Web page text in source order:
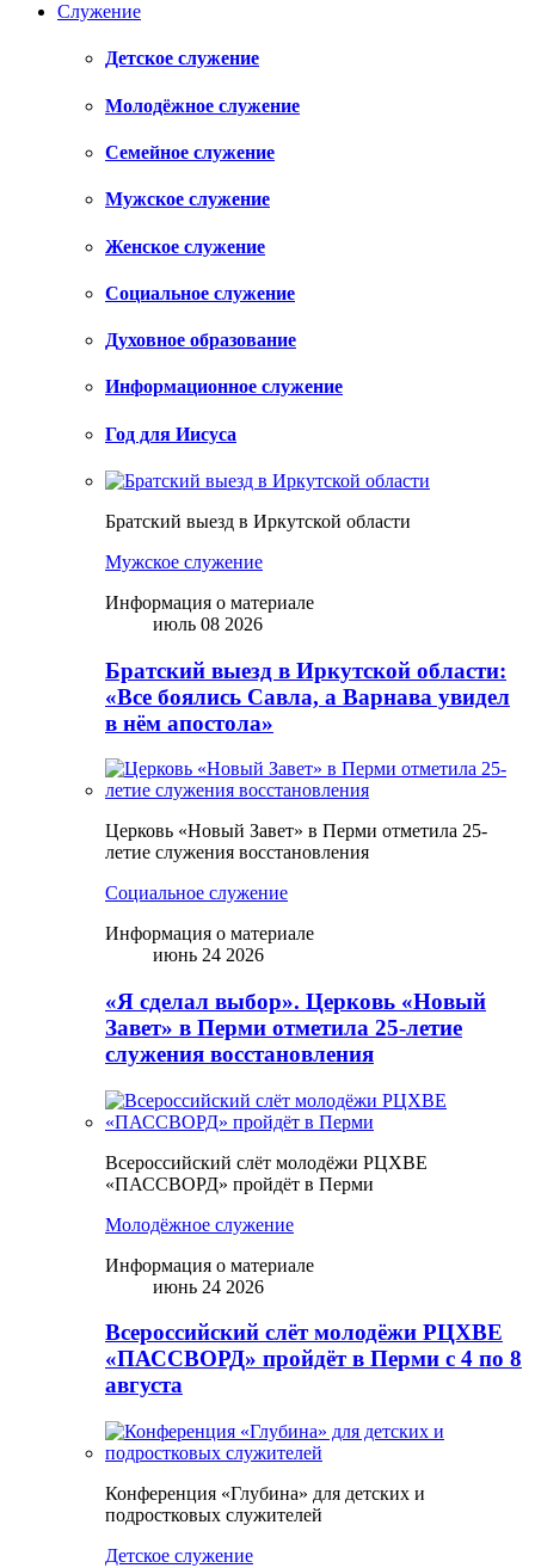
Служение
Детское служение
Молодёжное служение
Семейное служение
Мужское служение
Женское служение
Социальное служение
Духовное образование
Информационное служение
Год для Иисуса
Братский выезд в Иркутской области
Мужское служение
Информация о материале
июль 08 2026
Братский выезд в Иркутской области:
«Все боялись Савла, а Варнава увидел
в нём апостола»
Церковь «Новый Завет» в Перми отметила 25-
летие служения восстановления
Социальное служение
Информация о материале
июнь 24 2026
«Я сделал выбор». Церковь «Новый
Завет» в Перми отметила 25-летие
служения восстановления
Всероссийский слёт молодёжи РЦХВЕ
«ПАССВОРД» пройдёт в Перми
Молодёжное служение
Информация о материале
июнь 24 2026
Всероссийский слёт молодёжи РЦХВЕ
«ПАССВОРД» пройдёт в Перми с 4 по 8
августа
Конференция «Глубина» для детских и
подростковых служителей
Детское служение